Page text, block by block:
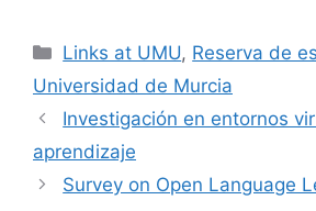
Categories
Links at UMU, Reserva de
Universidad de Murcia
Investigación en entornos
aprendizaje
Survey on Open Language